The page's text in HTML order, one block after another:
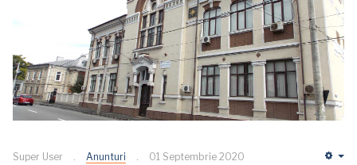
Super User Anunturi
01 Septembrie 2020